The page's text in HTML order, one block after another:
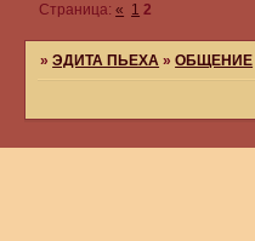
Страница:« 1 2
»ЭДИТА ПЬЕХА »ОБЩЕНИЕ